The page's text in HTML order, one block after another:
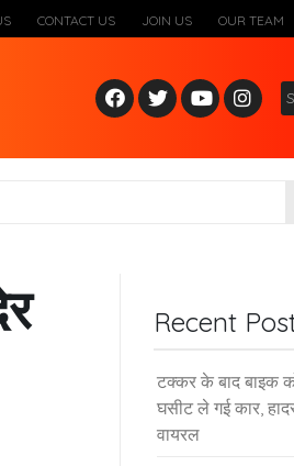
CONTACT US JOIN US OUR TEAM
Fac
ebo
Twitt
er
Yout
ube
Inst
agr
Recent
टक्कर के बाद बाइक
घसीट ले गई कार,
वायरल